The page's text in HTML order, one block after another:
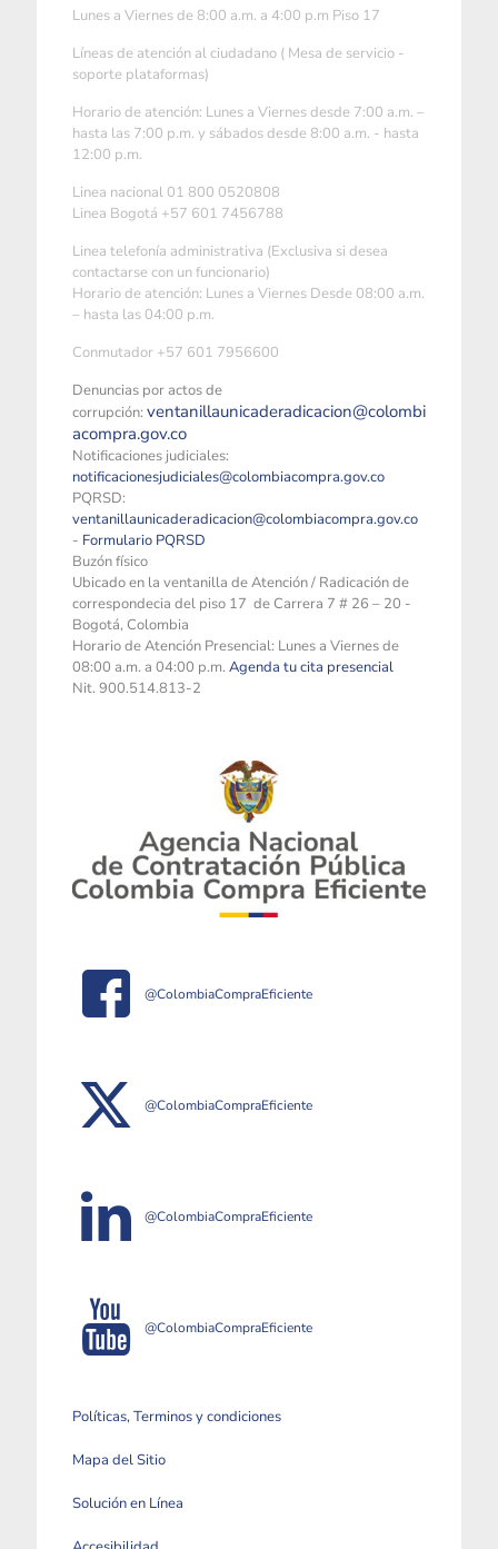
Lunes a Viernes de 8:00 a.m. a 4:00 p.m Piso 17
Líneas de atención al ciudadano ( Mesa de servicio -
soporte plataformas)
Horario de atención: Lunes a Viernes desde 7:00 a.m. –
hasta las 7:00 p.m. y sábados desde 8:00 a.m. - hasta
12:00 p.m.
Linea nacional 01 800 0520808
Linea Bogotá +57 601 7456788
Linea telefonía administrativa (Exclusiva si desea
contactarse con un funcionario)
Horario de atención: Lunes a Viernes Desde 08:00 a.m.
– hasta las 04:00 p.m.
Conmutador +57 601 7956600
Denuncias por actos de
corrupción: ventanillaunicaderadicacion@colombi
acompra.gov.co
Notificaciones judiciales:
notificacionesjudiciales@colombiacompra.gov.co
PQRSD:
ventanillaunicaderadicacion@colombiacompra.gov.co
- Formulario PQRSD
Buzón físico
Ubicado en la ventanilla de Atención / Radicación de
correspondecia del piso 17 de Carrera 7 # 26 – 20 -
Bogotá, Colombia
Horario de Atención Presencial: Lunes a Viernes de
08:00 a.m. a 04:00 p.m. Agenda tu cita presencial
Nit. 900.514.813-2
@ColombiaCompraEficiente
@ColombiaCompraEficiente
@ColombiaCompraEficiente
@ColombiaCompraEficiente
Políticas, Terminos y condiciones
Mapa del Sitio
Solución en Línea